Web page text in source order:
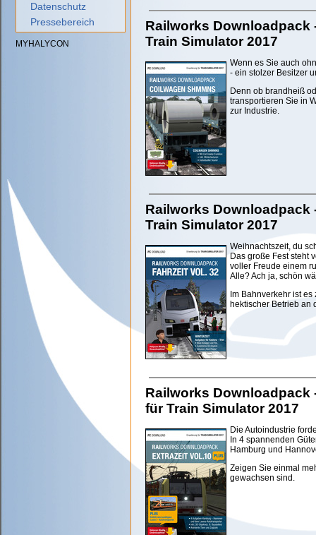
Datenschutz
Pressebereich
MYHALYCON
Railworks Downloadpack
Train Simulator 2017
Wenn es Sie auch
- ein stolzer Besitzer
Denn ob brandheiß
transportieren Sie in
zur Industrie.
Railworks Downloadpack
Train Simulator 2017
Weihnachtszeit, du
Das große Fest steht
voller Freude einem
Alle? Ach ja, schön
Im Bahnverkehr ist
hektischer Betrieb an
Railworks Downloadpack
für Train Simulator 2017
Die Autoindustrie
In 4 spannenden
Hamburg und
Zeigen Sie einmal
gewachsen sind.